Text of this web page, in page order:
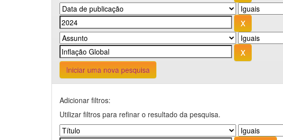
Iniciar uma nova pesquisa
Adicionar filtros:
Utilizar filtros para refinar o resultado da pesquisa.